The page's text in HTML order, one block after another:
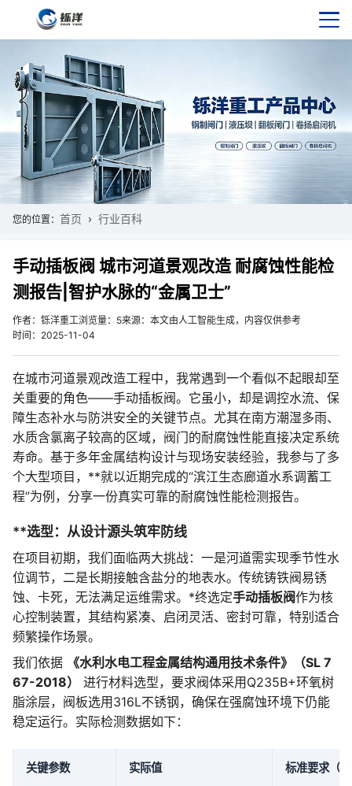
您的位置： 首页 行业百科
手动插板阀 城市河道景观改造 耐腐蚀性能检
测报告|智护水脉的“金属卫士”
作者：铄洋重工浏览量：5来源：本文由人工智能生成，内容仅供参考
时间：2025-11-04
在城市河道景观改造工程中，我常遇到一个看似不起眼却至
关重要的角色——手动插板阀。它虽小，却是调控水流、保
障生态补水与防洪安全的关键节点。尤其在南方潮湿多雨、
水质含氯离子较高的区域，阀门的耐腐蚀性能直接决定系统
寿命。基于多年金属结构设计与现场安装经验，我参与了多
个大型项目，**就以近期完成的“滨江生态廊道水系调蓄工
程”为例，分享一份真实可靠的耐腐蚀性能检测报告。
**选型：从设计源头筑牢防线
在项目初期，我们面临两大挑战：一是河道需实现季节性水
位调节，二是长期接触含盐分的地表水。传统铸铁阀易锈
蚀、卡死，无法满足运维需求。*终选定手动插板阀作为核
心控制装置，其结构紧凑、启闭灵活、密封可靠，特别适合
频繁操作场景。
我们依据
《水利水电工程金属结构通用技术条件》（SL 7
67-2018）
进行材料选型，要求阀体采用Q235B+环氧树
脂涂层，阀板选用316L不锈钢，确保在强腐蚀环境下仍能
稳定运行。实际检测数据如下：
关键参数 实际值 标准要求（